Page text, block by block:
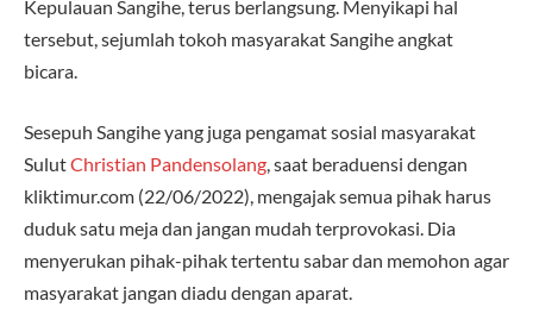
Kepulauan Sangihe, terus berlangsung. Menyikapi hal
tersebut, sejumlah tokoh masyarakat Sangihe angkat
bicara.
Sesepuh Sangihe yang juga pengamat sosial masyarakat
SulutChristian Pandensolang, saat beraduensi dengan
kliktimur.com (22/06/2022), mengajak semua pihak harus
duduk satu meja dan jangan mudah terprovokasi. Dia
menyerukan pihak-pihak tertentu sabar dan memohon agar
masyarakat jangan diadu dengan aparat.